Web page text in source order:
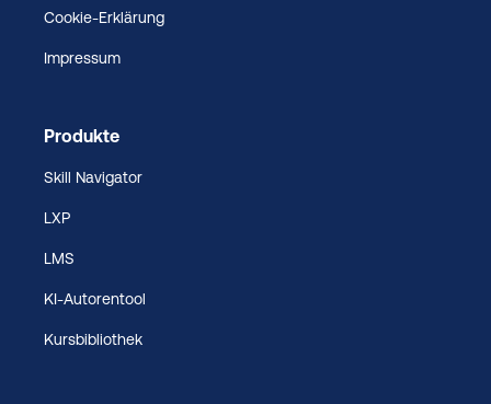
Cookie-Erklärung
Impressum
Produkte
Skill Navigator
LXP
LMS
KI-Autorentool
Kursbibliothek